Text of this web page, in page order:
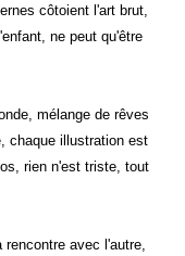
côtoient l'art brut,
ne peut qu'être
mélange de rêves
chaque illustration est
rien n'est triste, tout
avec l'autre,